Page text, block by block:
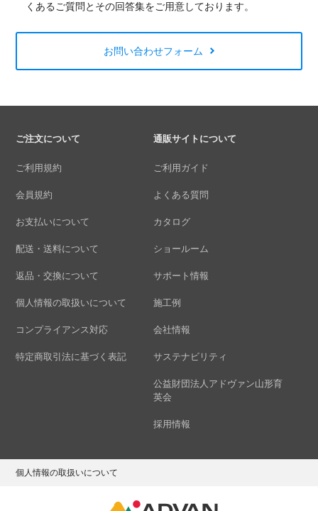
くあるご質問とその回答集をご用意しております。
お問い合わせフォーム
ご注文について
ご利用規約
会員規約
お支払いについて
配送・送料について
返品・交換について
個人情報の取扱いについて
コンプライアンス対応
特定商取引法に基づく表記
通販サイトについて
ご利用ガイド
よくある質問
カタログ
ショールーム
サポート情報
施工例
会社情報
サステナビリティ
公益財団法人アドヴァン山形育
英会
採用情報
個人情報の取扱いについて